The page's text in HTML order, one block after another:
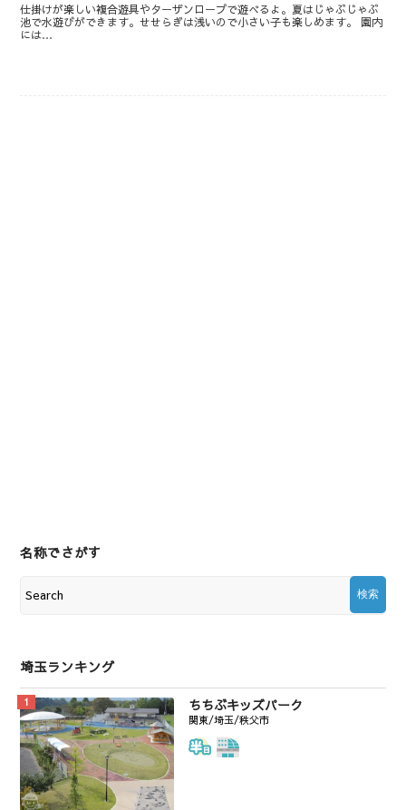
仕掛けが楽しい複合遊具やターザンロープで遊べるよ。夏はじゃぶじゃぶ
池で水遊びができます。せせらぎは浅いので小さい子も楽しめます。 園内
には…
名称でさがす
埼玉ランキング
ちちぶキッズパーク
関東/埼玉/秩父市